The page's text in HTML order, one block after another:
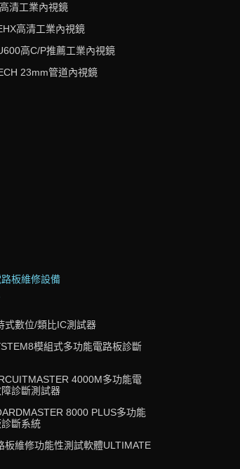
清工業內視鏡
高清工業內視鏡
高C/P推薦工業內視鏡
23mm管道內視鏡
板維修設備
式數位/類比IC測試器
模組式多功能電路板診斷
4000M多功能電
診斷測試器
8000 PLUS多功能
斷系統
板維修功能性測試軟體ULTIMATE